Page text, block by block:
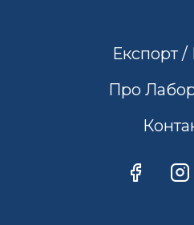
Експорт /
Про